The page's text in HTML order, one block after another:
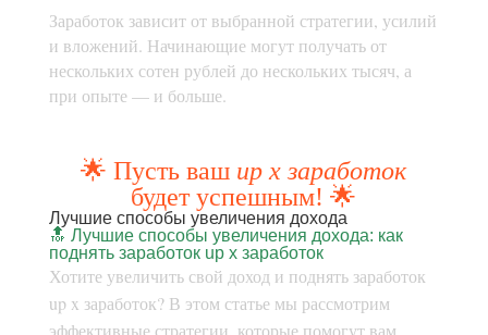
Заработок зависит от выбранной стратегии, усилий
и вложений. Начинающие могут получать от
нескольких сотен рублей до нескольких тысяч, а
при опыте — и больше.
🌟 Пусть ваш up x заработок
будет успешным! 🌟
Лучшие способы увеличения дохода
🔝 Лучшие способы увеличения дохода: как
поднять заработок up x заработок
Хотите увеличить свой доход и поднять заработок
up x заработок? В этом статье мы рассмотрим
эффективные стратегии, которые помогут вам